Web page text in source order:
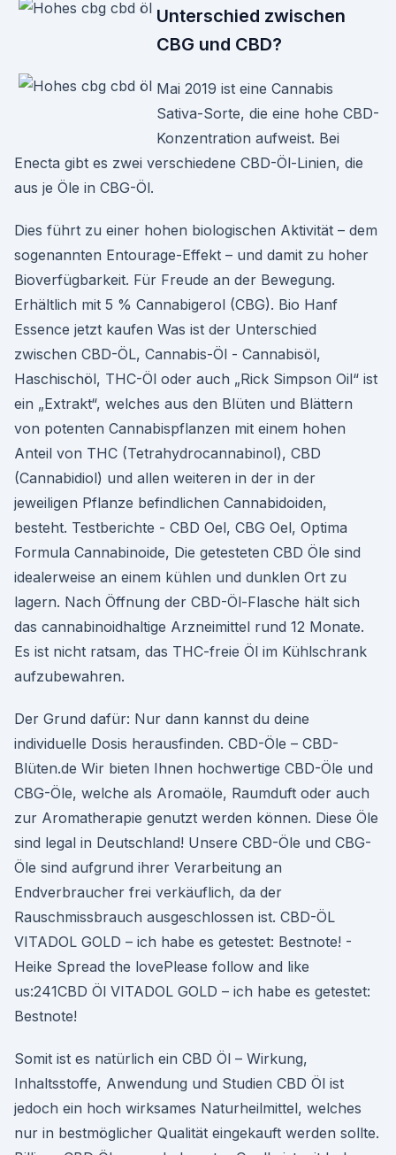
Unterschied zwischen
CBG und CBD?
Mai 2019 ist eine Cannabis
Sativa-Sorte, die eine hohe CBD-
Konzentration aufweist. Bei
Enecta gibt es zwei verschiedene CBD-Öl-Linien, die
aus je Öle in CBG-Öl.
Dies führt zu einer hohen biologischen Aktivität – dem
sogenannten Entourage-Effekt – und damit zu hoher
Bioverfügbarkeit. Für Freude an der Bewegung.
Erhältlich mit 5 % Cannabigerol (CBG). Bio Hanf
Essence jetzt kaufen Was ist der Unterschied
zwischen CBD-ÖL, Cannabis-Öl - Cannabisöl,
Haschischöl, THC-Öl oder auch „Rick Simpson Oil“ ist
ein „Extrakt“, welches aus den Blüten und Blättern
von potenten Cannabispflanzen mit einem hohen
Anteil von THC (Tetrahydrocannabinol), CBD
(Cannabidiol) und allen weiteren in der in der
jeweiligen Pflanze befindlichen Cannabidoiden,
besteht. Testberichte - CBD Oel, CBG Oel, Optima
Formula Cannabinoide, Die getesteten CBD Öle sind
idealerweise an einem kühlen und dunklen Ort zu
lagern. Nach Öffnung der CBD-Öl-Flasche hält sich
das cannabinoidhaltige Arzneimittel rund 12 Monate.
Es ist nicht ratsam, das THC-freie Öl im Kühlschrank
aufzubewahren.
Der Grund dafür: Nur dann kannst du deine
individuelle Dosis herausfinden. CBD-Öle – CBD-
Blüten.de Wir bieten Ihnen hochwertige CBD-Öle und
CBG-Öle, welche als Aromaöle, Raumduft oder auch
zur Aromatherapie genutzt werden können. Diese Öle
sind legal in Deutschland! Unsere CBD-Öle und CBG-
Öle sind aufgrund ihrer Verarbeitung an
Endverbraucher frei verkäuflich, da der
Rauschmissbrauch ausgeschlossen ist. CBD-ÖL
VITADOL GOLD – ich habe es getestet: Bestnote! -
Heike Spread the lovePlease follow and like
us:241CBD Öl VITADOL GOLD – ich habe es getestet:
Bestnote!
Somit ist es natürlich ein CBD Öl – Wirkung,
Inhaltsstoffe, Anwendung und Studien CBD Öl ist
jedoch ein hoch wirksames Naturheilmittel, welches
nur in bestmöglicher Qualität eingekauft werden sollte.